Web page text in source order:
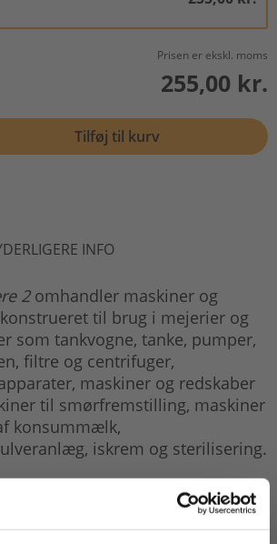
Prisen er ekskl. moms
255,00 kr.
Tilføj til kurv
INFO
2omhandler maskiner og
til brug i mejerier og
som tankvogne, tanke, pumper,
filtre og centrifuger,
maskiner og redskaber
til smørfremstilling, maskiner
konsummælk,
iskrem og sterilisering.